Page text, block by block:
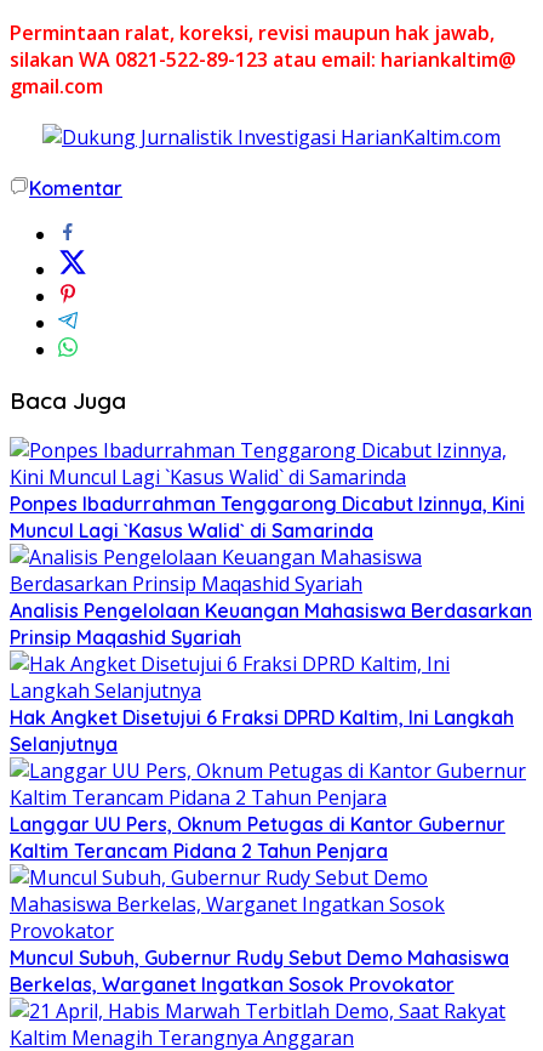
Permintaan ralat, koreksi, revisi maupun hak jawab,
silakan WA 0821-522-89-123 atau email: hariankaltim@
gmail.com
Komentar
Baca Juga
Ponpes Ibadurrahman Tenggarong Dicabut Izinnya, Kini
Muncul Lagi `Kasus Walid` di Samarinda
Analisis Pengelolaan Keuangan Mahasiswa Berdasarkan
Prinsip Maqashid Syariah
Hak Angket Disetujui 6 Fraksi DPRD Kaltim, Ini Langkah
Selanjutnya
Langgar UU Pers, Oknum Petugas di Kantor Gubernur
Kaltim Terancam Pidana 2 Tahun Penjara
Muncul Subuh, Gubernur Rudy Sebut Demo Mahasiswa
Berkelas, Warganet Ingatkan Sosok Provokator